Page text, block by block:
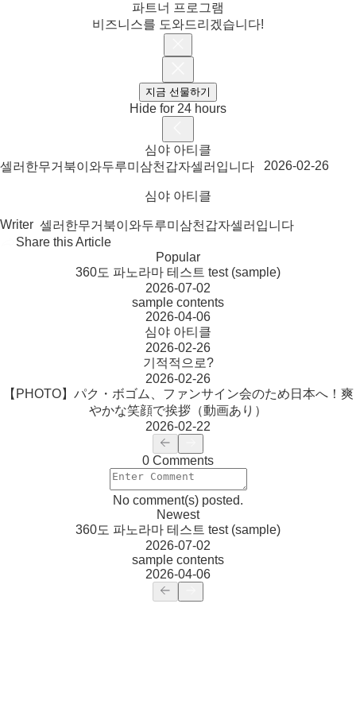
파트너 프로그램
비즈니스를 도와드리겠습니다!
지금 선물하기
Hide for 24 hours
심야 아티클
셀러한무거북이와두루미삼천갑자셀러입니다
2026-02-26
심야 아티클
Writer 셀러한무거북이와두루미삼천갑자셀러입니다
Share this Article
Popular
360도 파노라마 테스트 test (sample)
2026-07-02
sample contents
2026-04-06
심야 아티클
2026-02-26
기적적으로?
2026-02-26
【PHOTO】パク・ボゴム、ファンサイン会のため日本へ！爽
やかな笑顔で挨拶（動画あり）
2026-02-22
0 Comments
No comment(s) posted.
Newest
360도 파노라마 테스트 test (sample)
2026-07-02
sample contents
2026-04-06